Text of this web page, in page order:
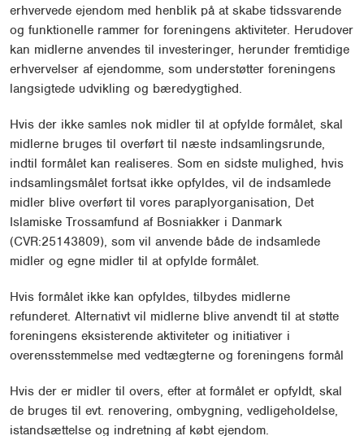
erhvervede ejendom med henblik på at skabe tidssvarende
og funktionelle rammer for foreningens aktiviteter. Herudover
kan midlerne anvendes til investeringer, herunder fremtidige
erhvervelser af ejendomme, som understøtter foreningens
langsigtede udvikling og bæredygtighed.
Hvis der ikke samles nok midler til at opfylde formålet, skal
midlerne bruges til overført til næste indsamlingsrunde,
indtil formålet kan realiseres. Som en sidste mulighed, hvis
indsamlingsmålet fortsat ikke opfyldes, vil de indsamlede
midler blive overført til vores paraplyorganisation, Det
Islamiske Trossamfund af Bosniakker i Danmark
(CVR:25143809), som vil anvende både de indsamlede
midler og egne midler til at opfylde formålet.
Hvis formålet ikke kan opfyldes, tilbydes midlerne
refunderet. Alternativt vil midlerne blive anvendt til at støtte
foreningens eksisterende aktiviteter og initiativer i
overensstemmelse med vedtægterne og foreningens formål
Hvis der er midler til overs, efter at formålet er opfyldt, skal
de bruges til evt. renovering, ombygning, vedligeholdelse,
istandsættelse og indretning af købt ejendom.